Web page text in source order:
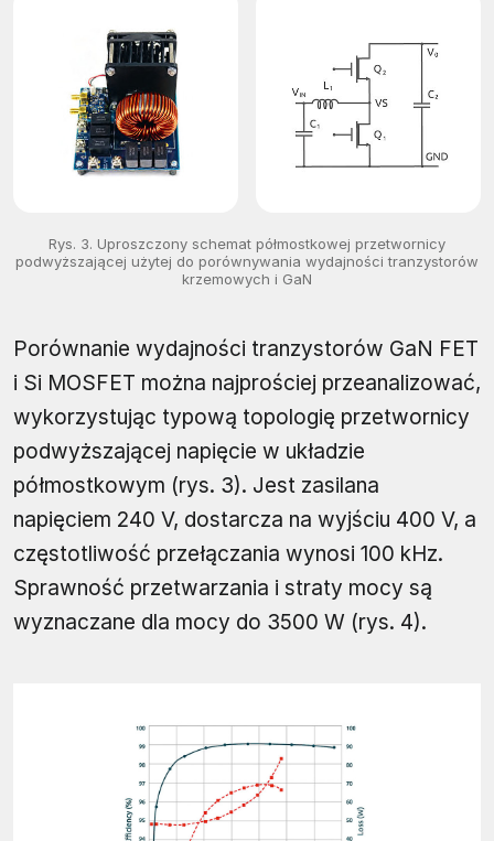
Rys. 3. Uproszczony schemat półmostkowej przetwornicy
podwyższającej użytej do porównywania wydajności tranzystorów
krzemowych i GaN
Porównanie wydajności tranzystorów GaN FET
i Si MOSFET można najprościej przeanalizować,
wykorzystując typową topologię przetwornicy
podwyższającej napięcie w układzie
półmostkowym (rys. 3). Jest zasilana
napięciem 240 V, dostarcza na wyjściu 400 V, a
częstotliwość przełączania wynosi 100 kHz.
Sprawność przetwarzania i straty mocy są
wyznaczane dla mocy do 3500 W (rys. 4).